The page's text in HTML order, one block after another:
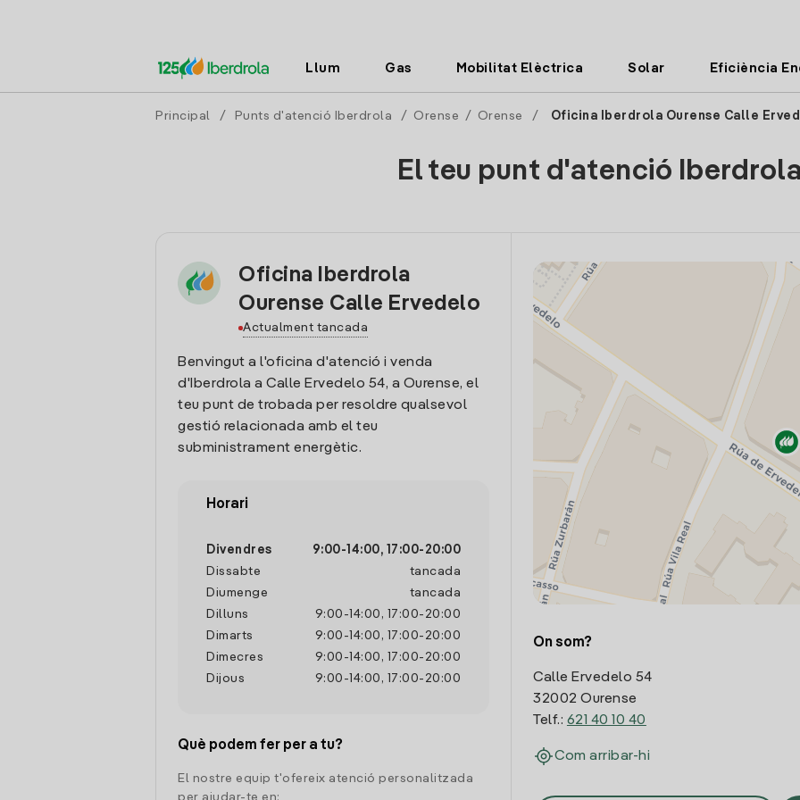
Llum Gas Mobilitat Elèctrica Solar Eficiència
Principal / Punts d'atenció Iberdrola / Orense / Orense / Oficina Iberdrola Ourense Calle
El teu punt d'atenció
Oficina Iberdrola
Ourense Calle Ervedelo
Actualment tancada
Benvingut a l'oficina d'atenció i venda
d'Iberdrola a Calle Ervedelo 54, a Ourense, el
teu punt de trobada per resoldre qualsevol
gestió relacionada amb el teu
subministrament energètic.
Horari
Divendres 9:00- 14:00, 17:00- 20:00
Dissabte
tancada
Diumenge
tancada
Dilluns
9:00 - 14:00 , 17:00- 20:00
Dimarts
9:00 - 14:00 , 17:00- 20:00
Dimecres
9:00 - 14:00 , 17:00- 20:00
Dijous
9:00 - 14:00 , 17:00- 20:00
Què podem fer per a tu?
El nostre equip t'ofereix atenció personalitzada
per ajudar-te en:
On som?
Calle Ervedelo 54
32002 Ourense
Telf.: 621 40 10 40
Com arribar-hi